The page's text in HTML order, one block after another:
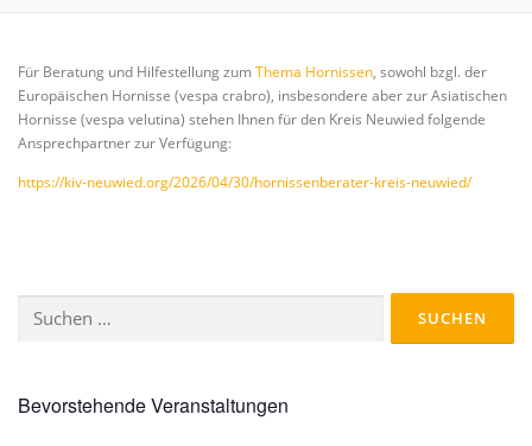
ASIATISCHE HORNISSE VERSCHIEDENES
Für Beratung und Hilfestellung zumThema Hornissen, sowohl bzgl. der
Europäischen Hornisse (vespa crabro), insbesondere aber zur Asiatischen
Hornisse (vespa velutina) stehen Ihnen für den Kreis Neuwied folgende
Ansprechpartner zur Verfügung:
https://kiv-neuwied.org/2026/04/30/hornissenberater-kreis-neuwied/
nach:
Bevorstehende Veranstaltungen